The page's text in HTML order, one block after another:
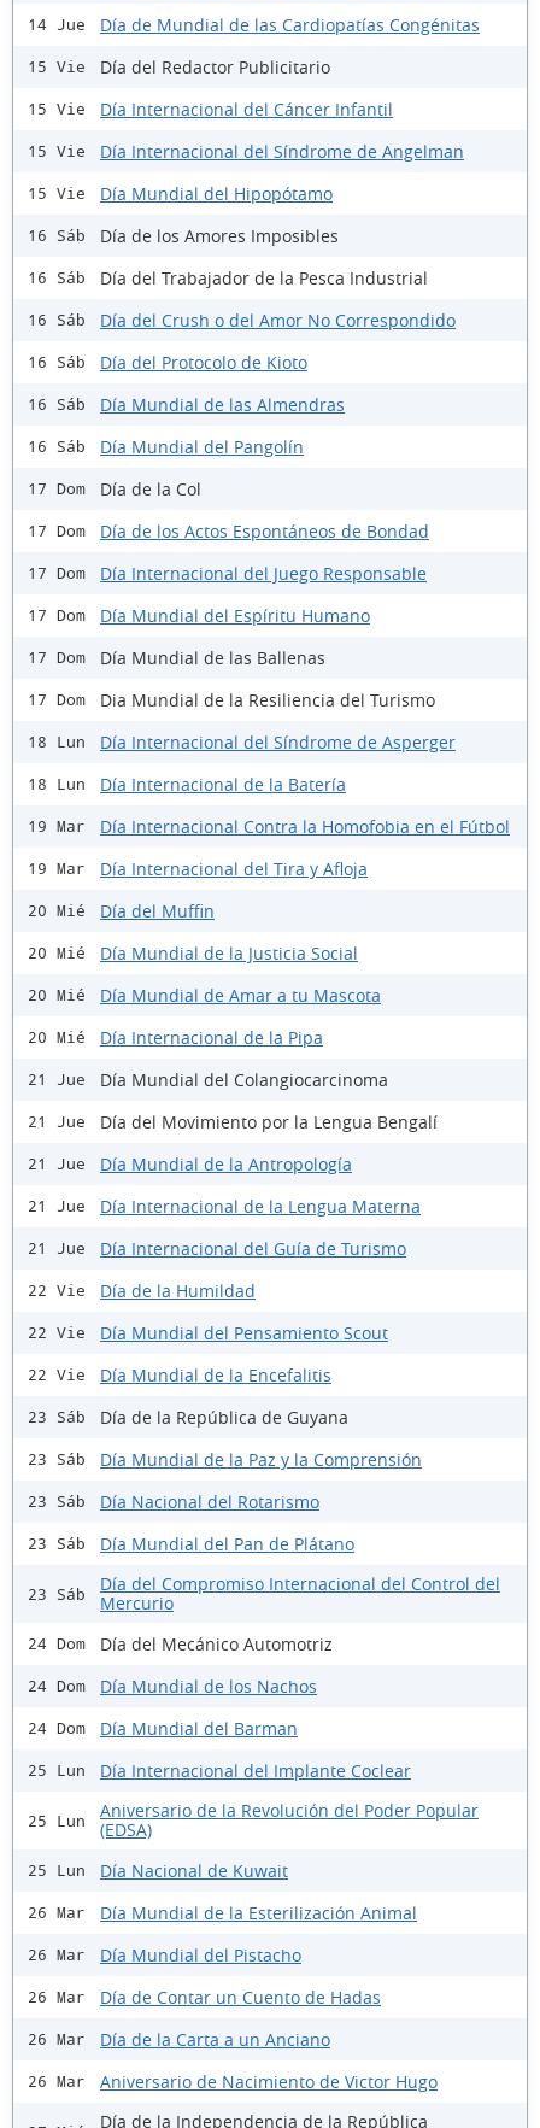
14 Jue Día de Mundial de las Cardiopatías Congénitas
15 Vie Día del Redactor Publicitario
15 Vie Día Internacional del Cáncer Infantil
15 Vie Día Internacional del Síndrome de Angelman
15 Vie Día Mundial del Hipopótamo
16 Sáb Día de los Amores Imposibles
16 Sáb Día del Trabajador de la Pesca Industrial
16 Sáb Día del Crush o del Amor No Correspondido
16 Sáb Día del Protocolo de Kioto
16 Sáb Día Mundial de las Almendras
16 Sáb Día Mundial del Pangolín
17 Dom Día de la Col
17 Dom Día de los Actos Espontáneos de Bondad
17 Dom Día Internacional del Juego Responsable
17 Dom Día Mundial del Espíritu Humano
17 Dom Día Mundial de las Ballenas
17 Dom Dia Mundial de la Resiliencia del Turismo
18 Lun Día Internacional del Síndrome de Asperger
18 Lun Día Internacional de la Batería
19 Mar Día Internacional Contra la Homofobia en el Fútbol
19 Mar Día Internacional del Tira y Afloja
20 Mié Día del Muffin
20 Mié Día Mundial de la Justicia Social
20 Mié Día Mundial de Amar a tu Mascota
20 Mié Día Internacional de la Pipa
21 Jue Día Mundial del Colangiocarcinoma
21 Jue Día del Movimiento por la Lengua Bengalí
21 Jue Día Mundial de la Antropología
21 Jue Día Internacional de la Lengua Materna
21 Jue Día Internacional del Guía de Turismo
22 Vie Día de la Humildad
22 Vie Día Mundial del Pensamiento Scout
22 Vie Día Mundial de la Encefalitis
23 Sáb Día de la República de Guyana
23 Sáb Día Mundial de la Paz y la Comprensión
23 Sáb Día Nacional del Rotarismo
23 Sáb Día Mundial del Pan de Plátano
23 Sáb
Día del Compromiso Internacional del Control del
Mercurio
24 Dom Día del Mecánico Automotriz
24 Dom Día Mundial de los Nachos
24 Dom Día Mundial del Barman
25 Lun Día Internacional del Implante Coclear
25 Lun
Aniversario de la Revolución del Poder Popular
(EDSA)
25 Lun Día Nacional de Kuwait
26 Mar Día Mundial de la Esterilización Animal
26 Mar Día Mundial del Pistacho
26 Mar Día de Contar un Cuento de Hadas
26 Mar Día de la Carta a un Anciano
26 Mar Aniversario de Nacimiento de Victor Hugo
Día de la Independencia de la República